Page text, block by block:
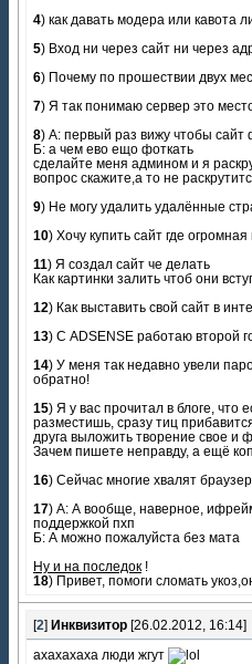
4) как давать модера или кавота
5) Вход ни через сайт ни через
6) Почему по прошествии двух
7) Я так понимаю сервер это
8) А: первый раз вижу чтобы сайт
Б: а чем ево ещо фоткать
сделайте меня админом и я
вопрос скажите,а то не
9) Не могу удалить удалённые
10) Хочу купить сайт где
11) Я создал сайт че делать
Как картинки залить чтоб они
12) Как выставить свой сайт в
13) С ADSENSE работаю второй
14) У меня так недавно увели
обратно!
15) Я у вас прочитал в блоге, что
разместишь, сразу тиц
друга выложить творение свое и
Зачем пишете неправду, а ещё
16) Сейчас многие хвалят
17) A: А вообще, наверное,
поддержкой пхп
Б: А можно пожалуйста без мата
Ну и на последок !
18) Привет, помоги сломать
[2] Инквизитор [26.02.2012, 16:14]
ахахахаха люди жгут